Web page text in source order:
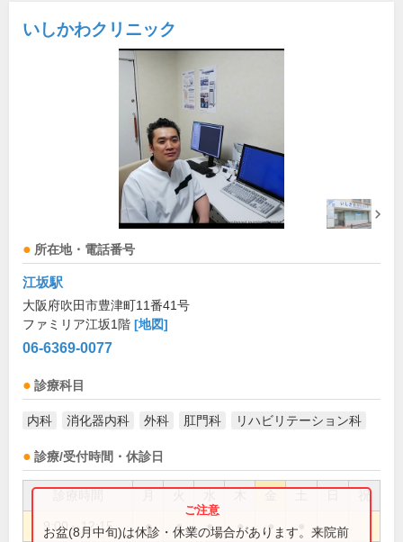
いしかわクリニック
所在地・電話番号
江坂駅
大阪府吹田市豊津町11番41号
ファミリア江坂1階 [地図]
06-6369-0077
診療科目
内科 消化器内科 外科 肛門科 リハビリテーション科
診療/受付時間・休診日
祝
9:00～12:15 ● ● ● ● ●
お盆(8月中旬)は休診・休業の場合があります。来院前